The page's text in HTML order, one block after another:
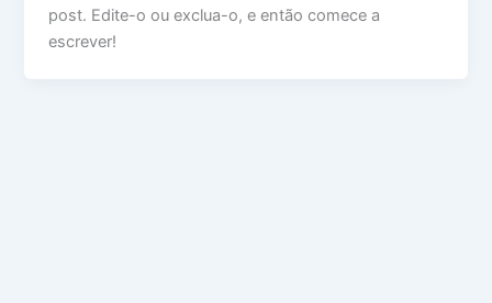
post. Edite-o ou exclua-o, e então comece a
escrever!